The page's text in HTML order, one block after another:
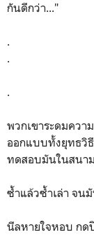
กันดีกว่า..."
.
.
.
พวกเขาระดมคว
ออกแบบทั้งยุทธวิ
ทดสอบมันในสนา
ซ้ำแล้วซ้ำเล่า จน
นีลหายใจหอบ กด